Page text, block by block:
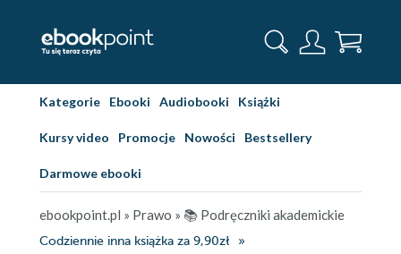
Kategorie Ebooki Audiobooki Książki
Kursy video Promocje Nowości Bestsellery
Darmowe ebooki
ebookpoint.pl » Prawo » 📚 Podręczniki akademickie
Codziennie inna książka za 9,90zł